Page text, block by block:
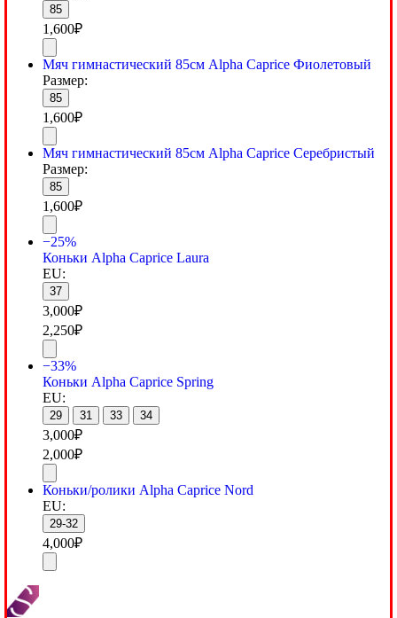
85
1,600₽
Мяч гимнастический 85см Alpha Caprice Фиолетовый
Размер:
85
1,600₽
Мяч гимнастический 85см Alpha Caprice Серебристый
Размер:
85
1,600₽
−25%
Коньки Alpha Caprice Laura
EU:
37
3,000₽
2,250₽
−33%
Коньки Alpha Caprice Spring
EU:
29 31 33 34
3,000₽
2,000₽
Коньки/ролики Alpha Caprice Nord
EU:
29-32
4,000₽